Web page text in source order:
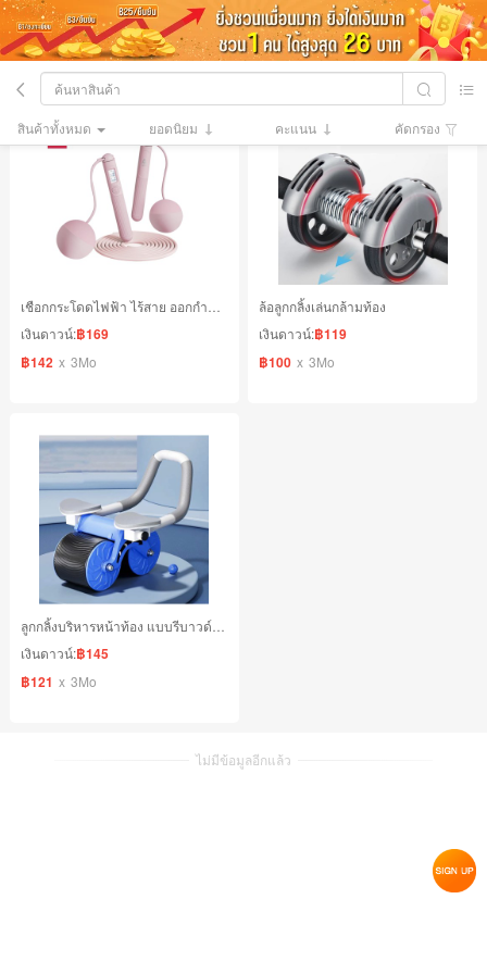
สินค้าทั้งหมด ยอดนิยม คะแนน คัดกรอง
เงินดาวน์:฿169
฿142 x 3Mo
ล้อลูกกลิ้งเล่นกล้ามท้อง
เงินดาวน์:฿119
฿100 x 3Mo
ลูกกลิ้งบริหารหน้าท้อง แบบรีบาวด์อัตโนมัติ
เงินดาวน์:฿145
฿121 x 3Mo
ไม่มีข้อมูลอีกแล้ว